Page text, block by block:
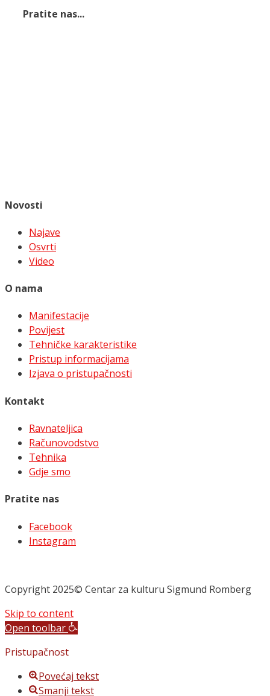
Pratite nas...
Novosti
Najave
Osvrti
Video
O nama
Manifestacije
Povijest
Tehničke karakteristike
Pristup informacijama
Izjava o pristupačnosti
Kontakt
Ravnateljica
Računovodstvo
Tehnika
Gdje smo
Pratite nas
Facebook
Instagram
Copyright 2025© Centar za kulturu Sigmund Romberg
Skip to content
Open toolbar
Pristupačnost
Povećaj tekst
Smanji tekst